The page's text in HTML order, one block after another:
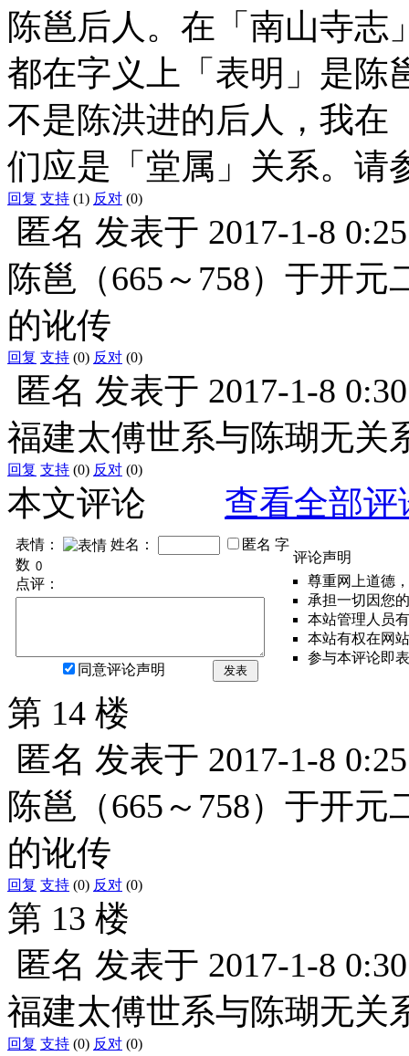
陈邕后人。在「南山寺志
都在字义上「表明」是陈
不是陈洪进的后人，我在
们应是「堂属」关系。请
回复 支持 (1) 反对 (0)
匿名 发表于 2017-1-8
陈邕（665～758）于开
的讹传
回复 支持 (0) 反对 (0)
匿名 发表于 2017-1-8
福建太傅世系与陈瑚无关
回复 支持 (0) 反对 (0)
本文评论 查看全部评
表情： 姓名： 匿名 字
数
点评：
同意评论声明 发表
评论声明
尊重网上道德
承担一切因您
本站管理人员
本站有权在网
参与本评论即
第 14 楼
匿名 发表于 2017-1-8
陈邕（665～758）于开
的讹传
回复 支持 (0) 反对 (0)
第 13 楼
匿名 发表于 2017-1-8
福建太傅世系与陈瑚无关
回复 支持 (0) 反对 (0)